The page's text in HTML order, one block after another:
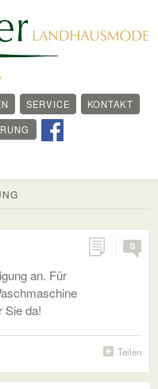
SERVICE
KONTAKT
0
an. Für
Sie da!
Teilen